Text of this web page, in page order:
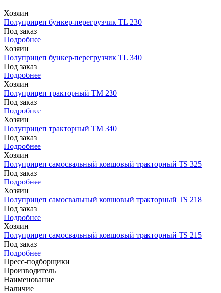
Хозяин
Полуприцеп бункер-перегрузчик TL 230
Под заказ
Подробнее
Хозяин
Полуприцеп бункер-перегрузчик TL 340
Под заказ
Подробнее
Хозяин
Полуприцеп тракторный TM 230
Под заказ
Подробнее
Хозяин
Полуприцеп тракторный TM 340
Под заказ
Подробнее
Хозяин
Полуприцеп самосвальный ковшовый тракторный TS 325
Под заказ
Подробнее
Хозяин
Полуприцеп самосвальный ковшовый тракторный TS 218
Под заказ
Подробнее
Хозяин
Полуприцеп самосвальный ковшовый тракторный TS 215
Под заказ
Подробнее
Пресс-подборщики
Производитель
Наименование
Наличие